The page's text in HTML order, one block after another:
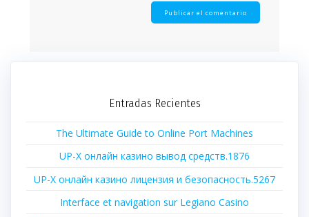
Entradas Recientes
The Ultimate Guide to Online Port Machines
UP-X онлайн казино вывод средств.1876
UP-X онлайн казино лицензия и безопасность.5267
Interface et navigation sur Legiano Casino